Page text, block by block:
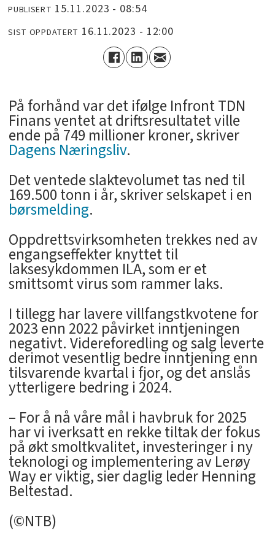
PUBLISERT 15.11.2023 - 08:54
SIST OPPDATERT 16.11.2023 - 12:00
På forhånd var det ifølge Infront TDN
Finans ventet at driftsresultatet ville
ende på 749 millioner kroner, skriver
Dagens Næringsliv.
Det ventede slaktevolumet tas ned til
169.500 tonn i år, skriver selskapet i en
børsmelding.
Oppdrettsvirksomheten trekkes ned av
engangseffekter knyttet til
laksesykdommen ILA, som er et
smittsomt virus som rammer laks.
I tillegg har lavere villfangstkvotene for
2023 enn 2022 påvirket inntjeningen
negativt. Videreforedling og salg leverte
derimot vesentlig bedre inntjening enn
tilsvarende kvartal i fjor, og det anslås
ytterligere bedring i 2024.
– For å nå våre mål i havbruk for 2025
har vi iverksatt en rekke tiltak der fokus
på økt smoltkvalitet, investeringer i ny
teknologi og implementering av Lerøy
Way er viktig, sier daglig leder Henning
Beltestad.
(©NTB)